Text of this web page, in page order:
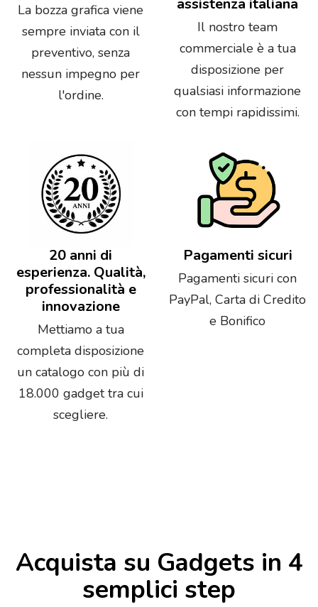
La bozza grafica viene
sempre inviata con il
preventivo, senza
nessun impegno per
l'ordine.
Il nostro team
commerciale è a tua
disposizione per
qualsiasi informazione
con tempi rapidissimi.
20 anni di
esperienza. Qualità,
professionalità e
innovazione
Mettiamo a tua
completa disposizione
un catalogo con più di
18.000 gadget tra cui
scegliere.
Pagamenti sicuri
Pagamenti sicuri con
PayPal, Carta di Credito
e Bonifico
Acquista su Gadgets in 4
semplici step